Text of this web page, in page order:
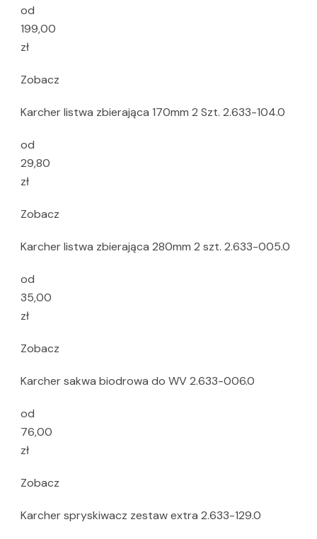
od
199,00
zł
Zobacz
Karcher listwa zbierająca 170mm 2 Szt. 2.633-104.0
od
29,80
zł
Zobacz
Karcher listwa zbierająca 280mm 2 szt. 2.633-005.0
od
35,00
zł
Zobacz
Karcher sakwa biodrowa do WV 2.633-006.0
od
76,00
zł
Zobacz
Karcher spryskiwacz zestaw extra 2.633-129.0